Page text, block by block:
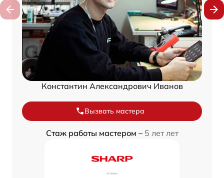
Константин Александрович Иванов
Вызвать мастера
Стаж работы мастером – 5 лет лет